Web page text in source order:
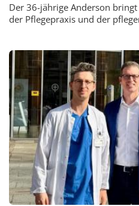
Der 36-jährige Anderson
der Pflegepraxis und der